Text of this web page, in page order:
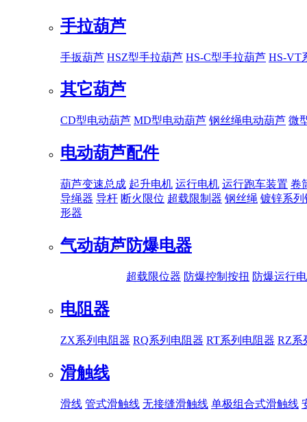
手拉葫芦
手扳葫芦 HSZ型手拉葫芦 HS-C型手拉葫芦 HS-VT
其它葫芦
CD型电动葫芦 MD型电动葫芦 钢丝绳电动葫芦 微
电动葫芦配件
葫芦变速总成 起升电机 运行电机 运行跑车装置 卷
导绳器 导杆 断火限位 超载限制器 钢丝绳 镀锌系列
形器
气动葫芦防爆电器
超载限位器 防爆控制按扭 防爆运行
电阻器
ZX系列电阻器 RQ系列电阻器 RT系列电阻器 RZ系
滑触线
滑线 管式滑触线 无接缝滑触线 单极组合式滑触线